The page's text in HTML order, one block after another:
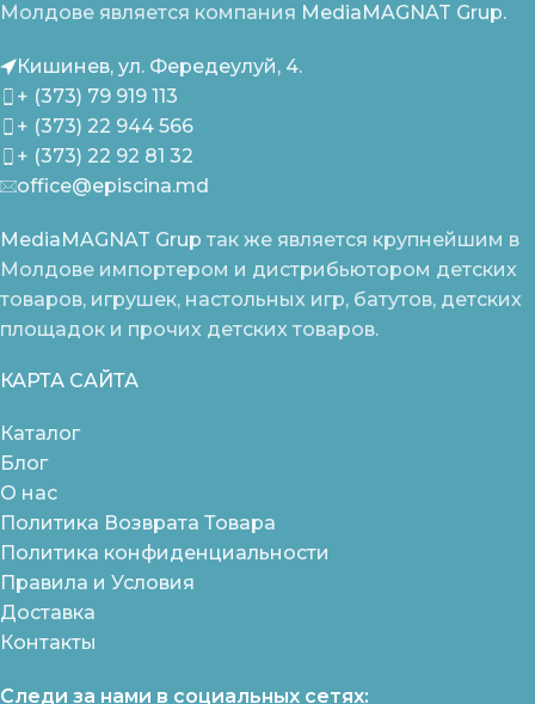
Молдове является компания MediaMAGNAT Grup.
Кишинев, ул. Фередеулуй, 4.
+ (373) 79 919 113
+ (373) 22 944 566
+ (373) 22 92 81 32
office@episcina.md
MediaMAGNAT Grup так же является крупнейшим в
Молдове импортером и дистрибьютором детских
товаров, игрушек, настольных игр, батутов, детских
площадок и прочих детских товаров.
КАРТА САЙТА
Каталог
Блог
О нас
Политика Возврата Товара
Политика конфиденциальности
Правила и Условия
Доставка
Контакты
Следи за нами в социальных сетях: